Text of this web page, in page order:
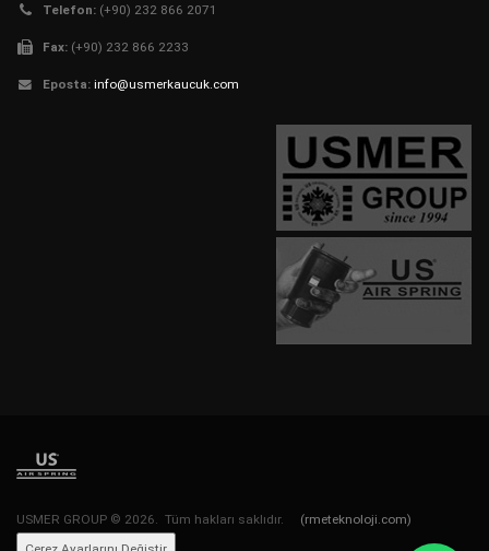
Telefon: (+90) 232 866 2071
Fax: (+90) 232 866 2233
Eposta: info@usmerkaucuk.com
USMER GROUP © 2026. Tüm hakları saklıdır. (rmeteknoloji.com)